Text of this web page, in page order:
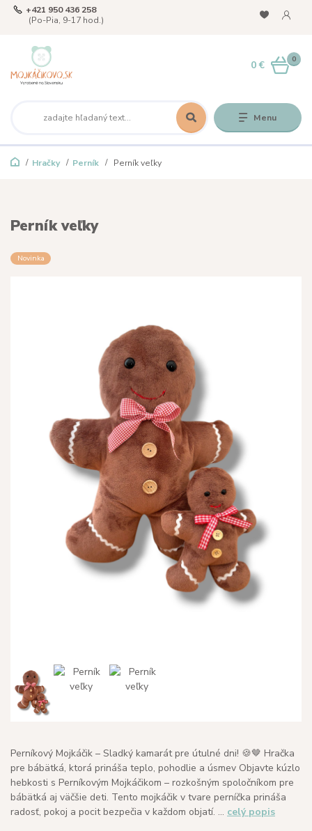
Menu
+421 950 436 258
(Po-Pia, 9-17 hod.)
0
0 €
Hračky Perník Perník veľky
Perník veľky
Novinka
Perníkový Mojkáčik – Sladký kamarát pre útulné dni! 🍪🤎 Hračka
pre bábätká, ktorá prináša teplo, pohodlie a úsmev Objavte kúzlo
hebkosti s Perníkovým Mojkáčikom – rozkošným spoločníkom pre
bábätká aj väčšie deti. Tento mojkáčik v tvare perníčka prináša
radosť, pokoj a pocit bezpečia v každom objatí. ... celý popis